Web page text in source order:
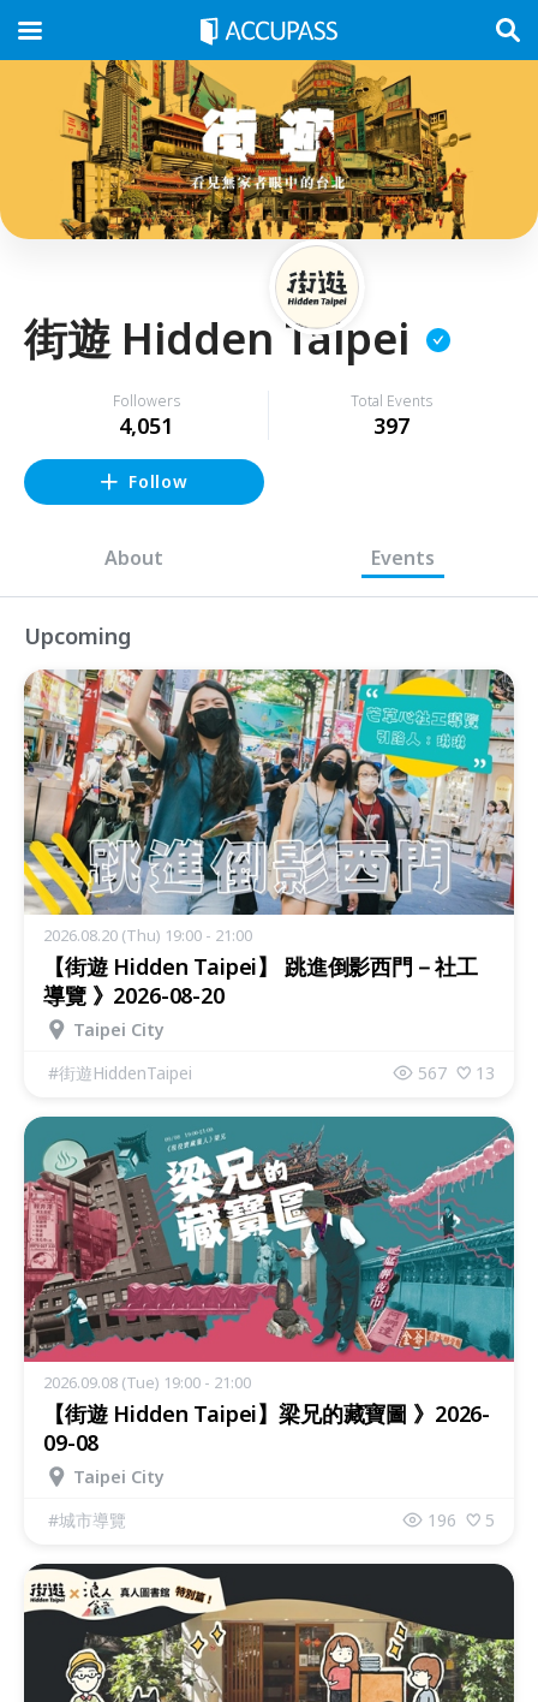
街遊 Hidden Taipei
Followers
4,051
Total Events
397
Follow
About Events
Upcoming
2026.08.20 (Thu) 19:00 - 21:00
【街遊 Hidden Taipei】 跳進倒影西門－社工
導覽 》2026-08-20
Taipei City
#街遊HiddenTaipei 567 13
2026.09.08 (Tue) 19:00 - 21:00
【街遊 Hidden Taipei】梁兄的藏寶圖 》2026-
09-08
Taipei City
#城市導覽 196 5